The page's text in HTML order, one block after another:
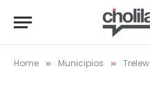
Home » Municipios » Trelew